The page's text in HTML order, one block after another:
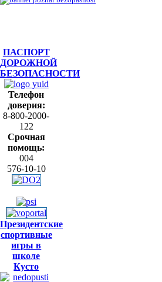
ПАСПОРТ
ДОРОЖНОЙ
БЕЗОПАСНОСТИ
Телефон
доверия:
8-800-2000-
122
Срочная
помощь:
004
576-10-10
Президентские
спортивные
игры в
школе
Кусто